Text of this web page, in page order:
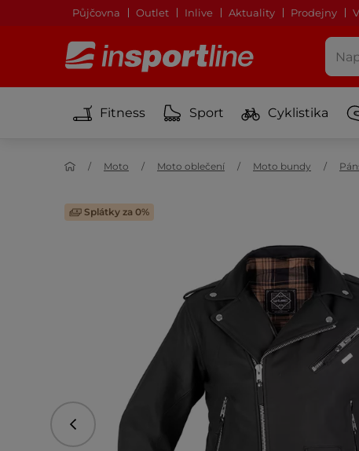
Půjčovna Outlet Inlive Aktuality Prodejny
Fitness Sport Cyklistika
Moto Moto oblečení Moto bundy
Splátky za 0%
Předchozí